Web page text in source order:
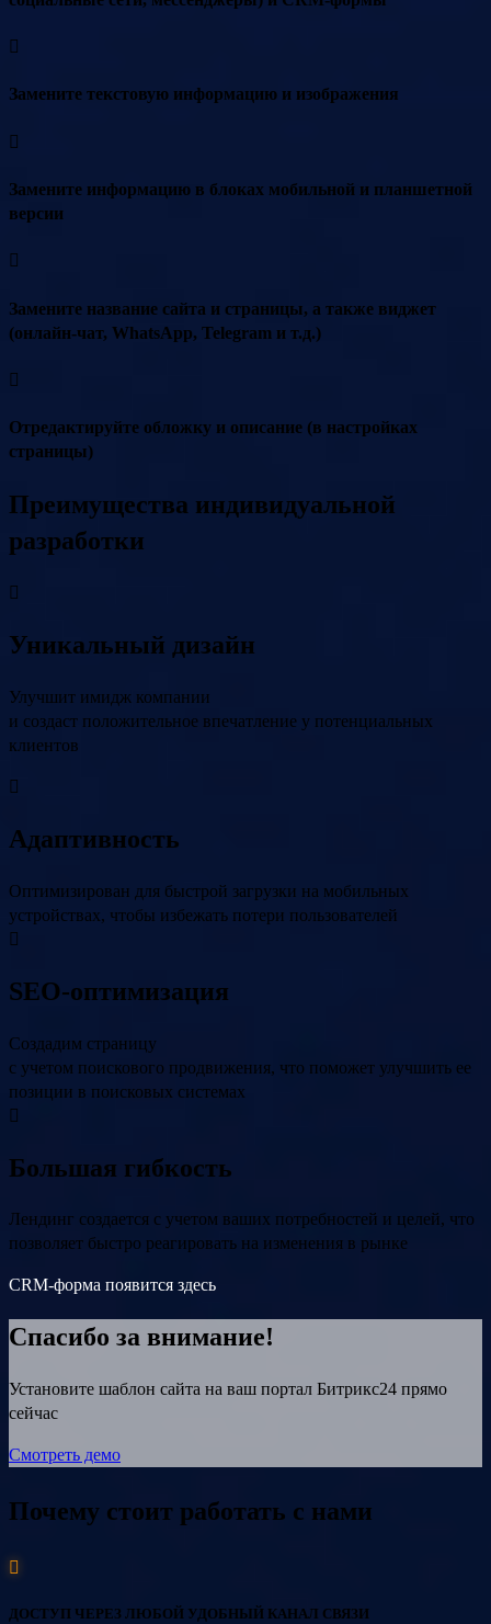
Замените текстовую информацию и изображения
Замените информацию в блоках мобильной и планшетной
версии
Замените название сайта и страницы, а также виджет
(онлайн-чат, WhatsApp, Telegram и т.д.)
Отредактируйте обложку и описание (в настройках
страницы)
Преимущества индивидуальной
разработки
Уникальный дизайн
Улучшит имидж компании
и создаст положительное впечатление у потенциальных
клиентов
Адаптивность
Оптимизирован для быстрой загрузки на мобильных
устройствах, чтобы избежать потери пользователей
SEO-оптимизация
Создадим страницу
с учетом поискового продвижения, что поможет улучшить ее
позиции в поисковых системах
Большая гибкость
Лендинг создается с учетом ваших потребностей и целей, что
позволяет быстро реагировать на изменения в рынке
CRM-форма появится здесь
Спасибо за внимание!
Установите шаблон сайта на ваш портал Битрикс24 прямо
сейчас
Смотреть демо
Почему стоит работать с нами
ДОСТУП ЧЕРЕЗ ЛЮБОЙ УДОБНЫЙ КАНАЛ СВЯЗИ